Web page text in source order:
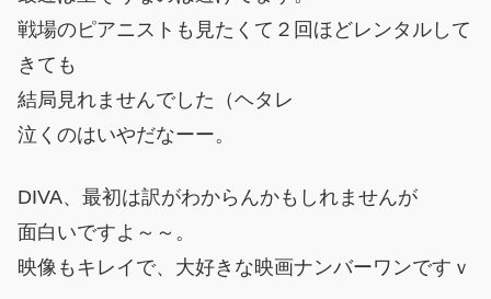
戦場のピアニストも見たくて２回ほどレンタルして
きても
結局見れませんでした（ヘタレ
泣くのはいやだなーー。
DIVA、最初は訳がわからんかもしれませんが
面白いですよ～～。
映像もキレイで、大好きな映画ナンバーワンですｖ